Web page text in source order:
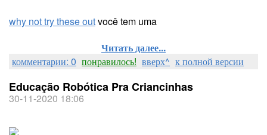
why not try these outvocê tem uma
Читать далее...
комментарии: 0 понравилось! вверх^ к полной версии
Educação Robótica Pra Criancinhas
30-11-2020 18:06